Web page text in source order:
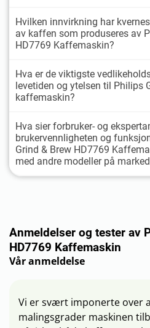
Hvilken innvirkning har
av kaffen som produseres av
HD7769 Kaffemaskin?
Hva er de viktigste
levetiden og ytelsen til Philips
kaffemaskin?
Hva sier forbruker- og
brukervennligheten og
Grind & Brew HD7769
med andre modeller på
Anmeldelser og tester av
HD7769 Kaffemaskin
Vår anmeldelse
Vi er svært imponerte over
malingsgrader maskinen